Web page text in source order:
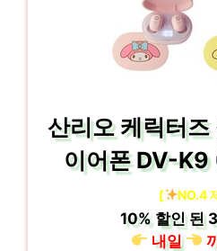
산리오 케릭터
이어폰 DV-K9
[ NO.4
10%할인 된
내일